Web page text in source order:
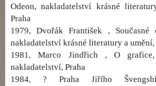
Odeon, nakladatelství krásné
Praha
1979, Dvořák František , Současné
nakladatelství krásné literatury a umění,
1981, Marco Jindřich , O
nakladatelství, Praha
1984, ? Praha Jiřího